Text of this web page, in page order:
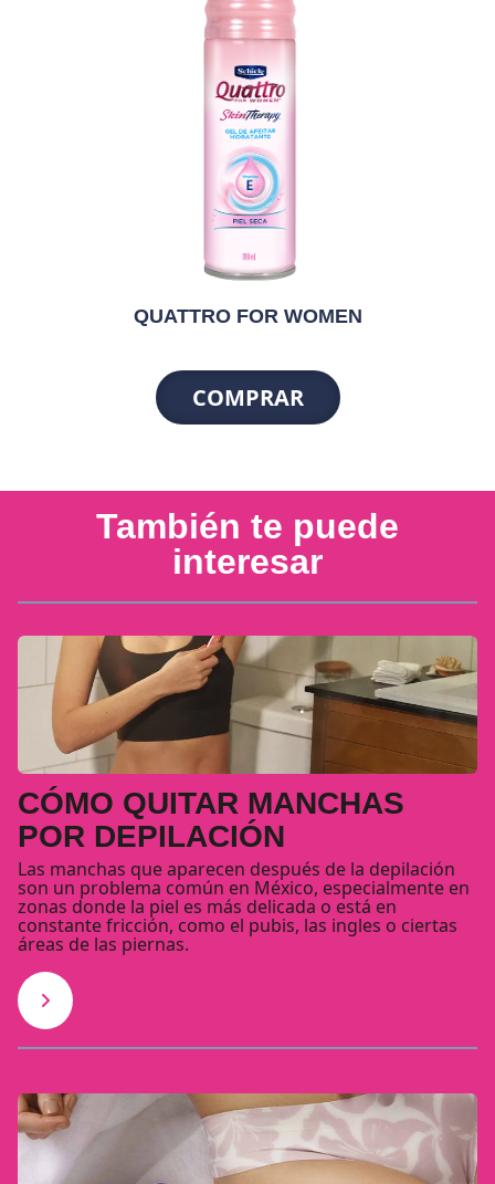
QUATTRO FOR WOMEN
COMPRAR
También te puede
interesar
CÓMO QUITAR MANCHAS
POR DEPILACIÓN
Las manchas que aparecen después de la depilación
son un problema común en México, especialmente en
zonas donde la piel es más delicada o está en
constante fricción, como el pubis, las ingles o ciertas
áreas de las piernas.